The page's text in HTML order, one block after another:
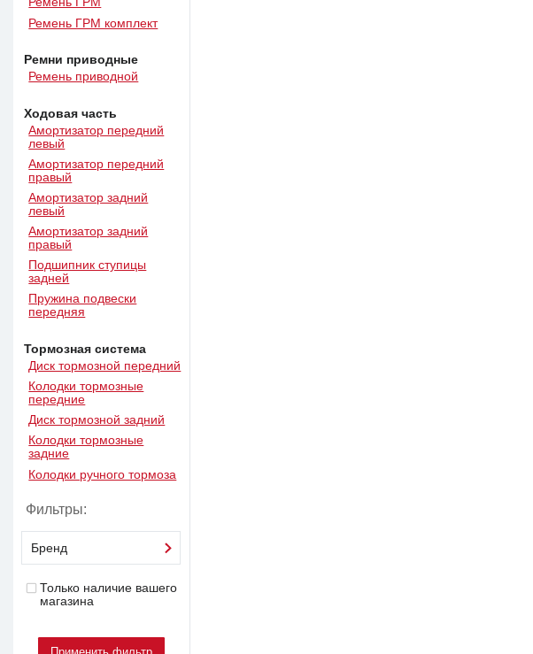
Ремень ГРМ комплект
Ремни приводные
Ремень приводной
Ходовая часть
Амортизатор передний
левый
Амортизатор передний
правый
Амортизатор задний
левый
Амортизатор задний
правый
Подшипник ступицы
задней
Пружина подвески
передняя
Тормозная система
Диск тормозной передний
Колодки тормозные
передние
Диск тормозной задний
Колодки тормозные
задние
Колодки ручного тормоза
Фильтры:
Бренд
Только наличие вашего
магазина